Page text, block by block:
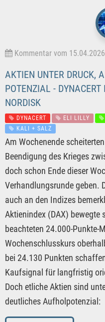
Kommentar vom
AKTIEN UNTER DRUCK,
POTENZIAL -
NORDISK
DYNACERT ELI LILLY
KALI + SALZ
Am Wochenende
Beendigung des Krieges
doch schon Ende dieser
Verhandlungsrunde geben.
auch an den Indizes
Aktienindex (DAX) bewegte
beachteten 24.000-Punkte-
Wochenschlusskurs
bei 24.130 Punkten
Kaufsignal für langfristig
Doch etliche Aktien sind
deutliches Aufholpotenzial: